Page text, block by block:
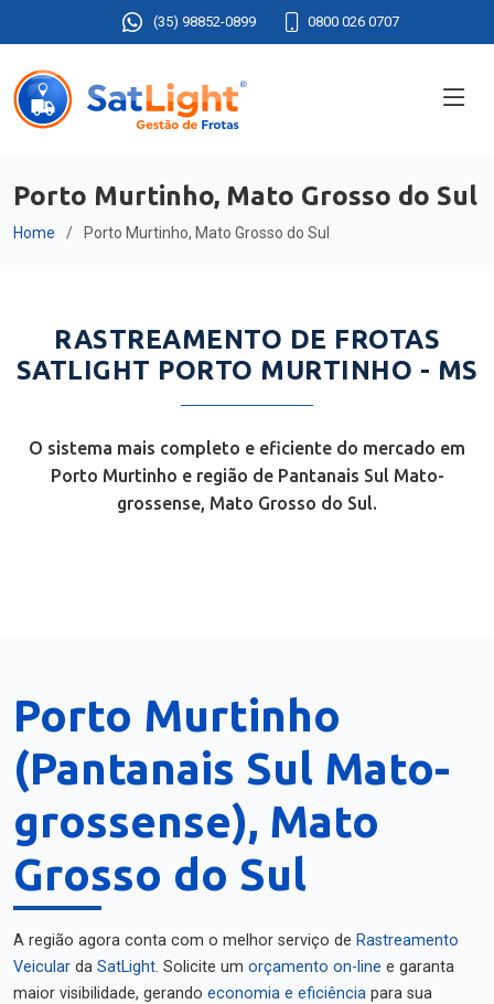
(35) 98852-0899 0800 026 0707
Porto Murtinho, Mato Grosso do Sul
Home Porto Murtinho, Mato Grosso do Sul
RASTREAMENTO DE FROTAS
SATLIGHT PORTO MURTINHO - MS
O sistema mais completo e eficiente do mercado em
Porto Murtinho e região de Pantanais Sul Mato-
grossense, Mato Grosso do Sul.
Porto Murtinho
(Pantanais Sul Mato-
grossense), Mato
Grosso do Sul
A região agora conta com o melhor serviço de Rastreamento
Veicular da SatLight. Solicite um orçamento on-line e garanta
maior visibilidade, gerando economia e eficiência para sua